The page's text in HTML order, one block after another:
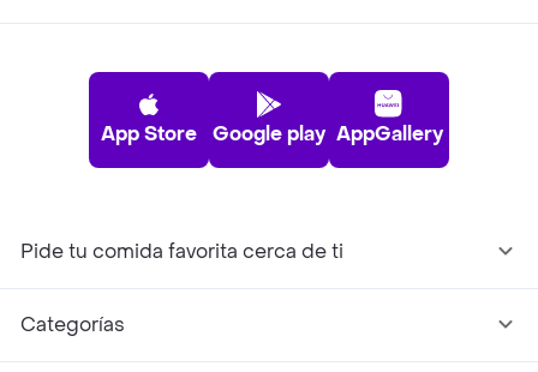
App Store Google play AppGallery
Pide tu comida favorita cerca de ti
Categorías